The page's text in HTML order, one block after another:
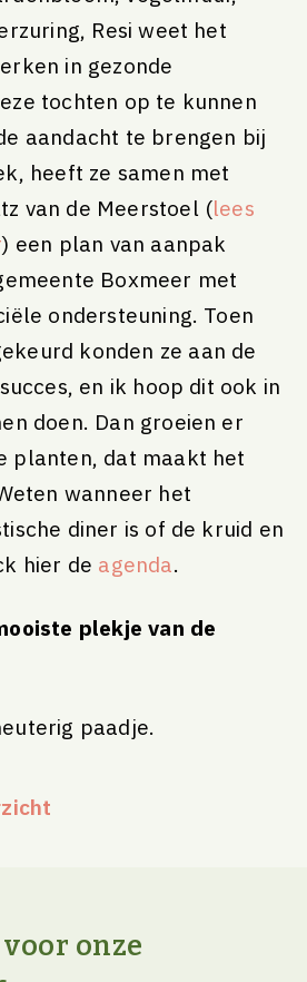
Resi weet het
in gezonde
tochten op te kunnen
aandacht te brengen bij
heeft ze samen met
van de Meerstoel (lees
) een plan van aanpak
Boxmeer met
ondersteuning. Toen
konden ze aan de
en ik hoop dit ook in
doen. Dan groeien er
planten, dat maakt het
wanneer het
diner is of de kruid en
hier de agenda.
plekje van de
paadje.
onze